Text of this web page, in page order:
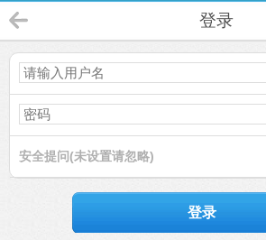
登录
安全提问(未设置请忽略)
登录